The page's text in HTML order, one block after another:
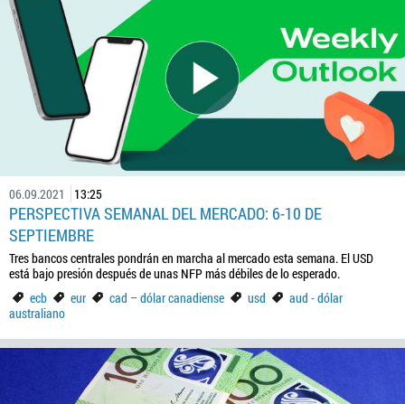
06.09.2021 13:25
PERSPECTIVA SEMANAL DEL MERCADO: 6-10 DE
SEPTIEMBRE
Tres bancos centrales pondrán en marcha al mercado esta semana. El USD
está bajo presión después de unas NFP más débiles de lo esperado.
ecb
eur cad – dólar canadiense usd
aud - dólar
australiano